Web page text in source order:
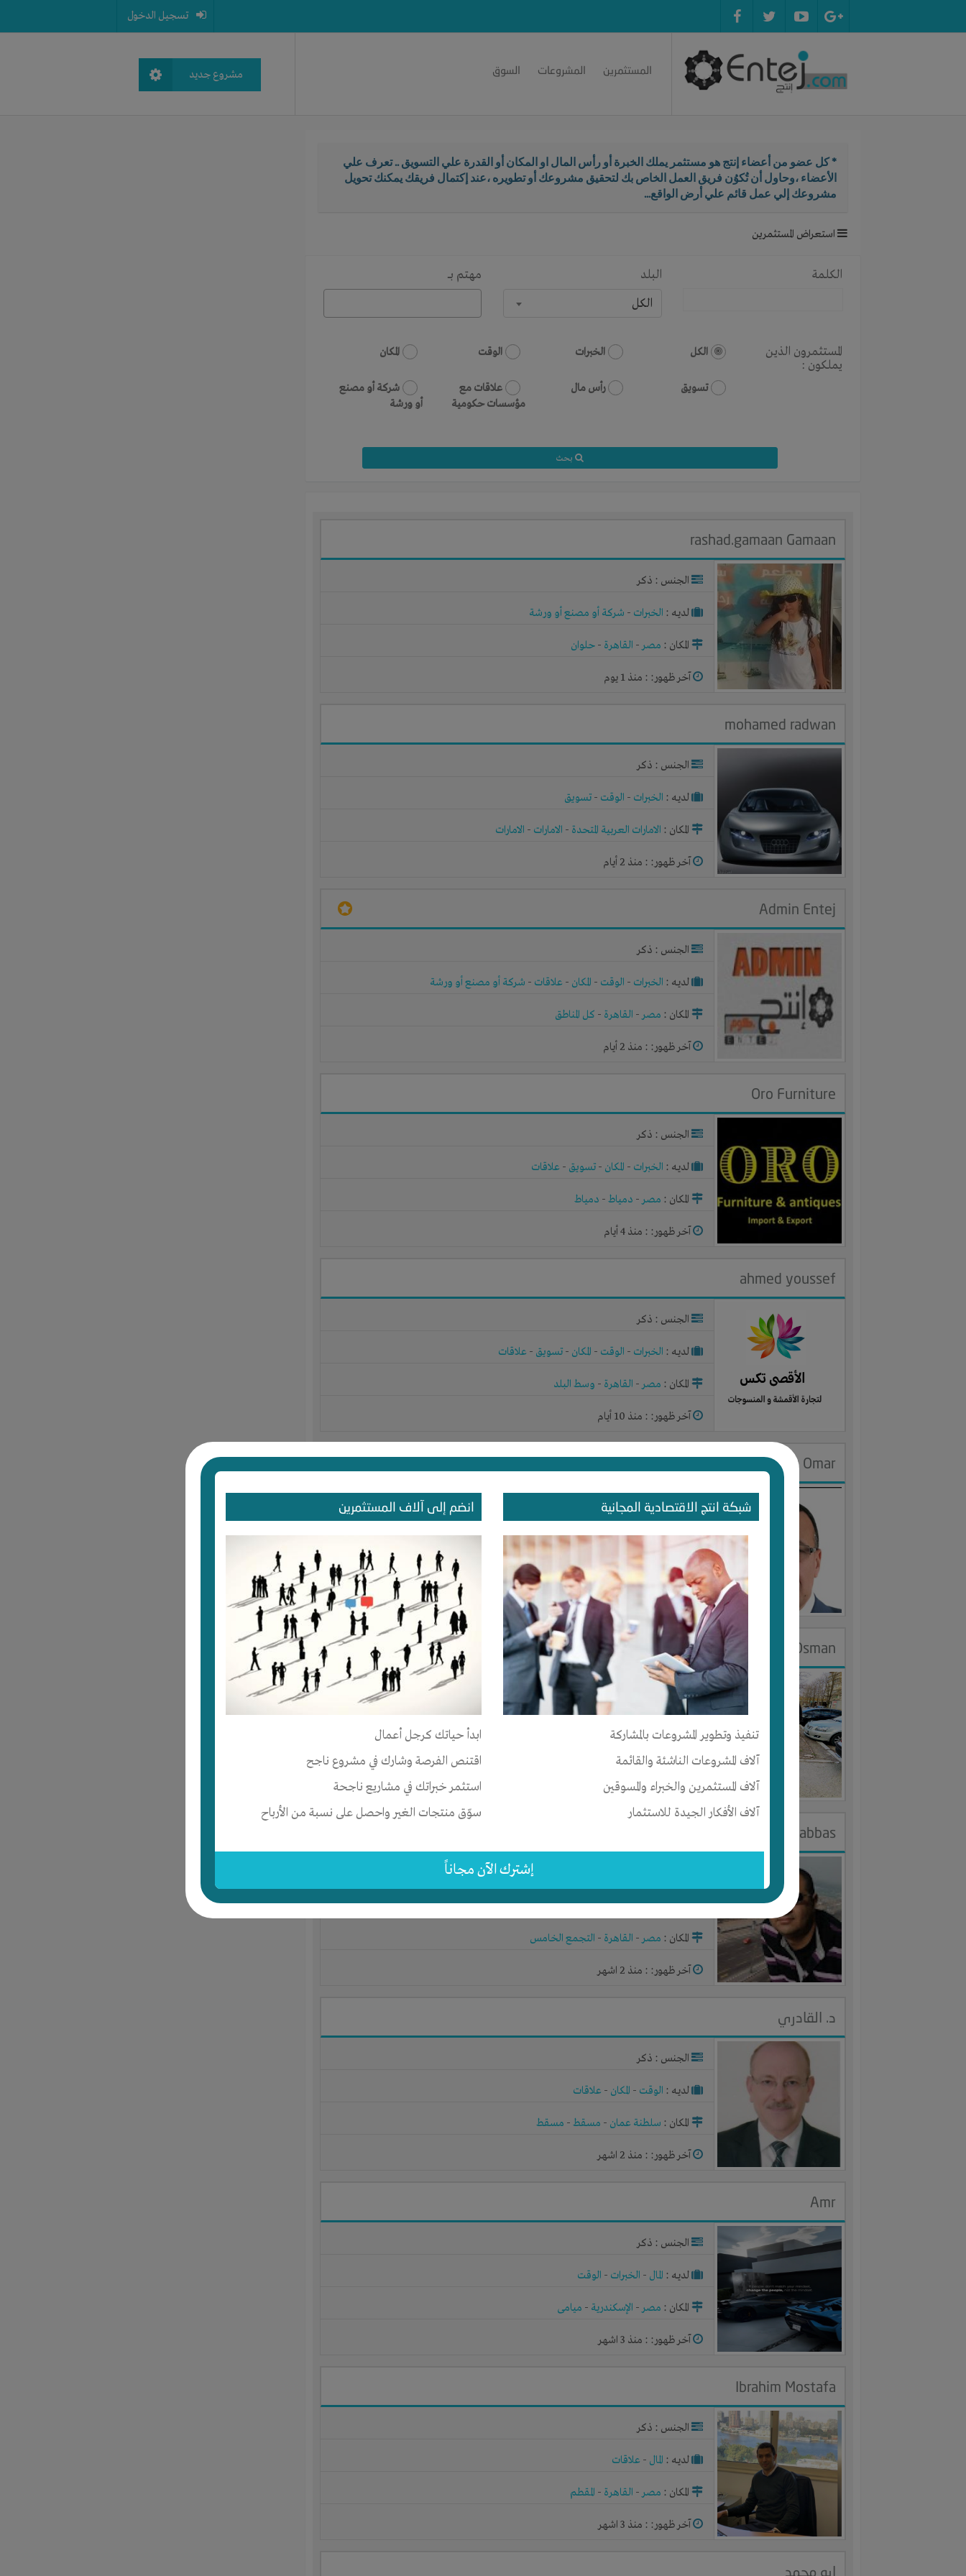
شبكة انتج الاقتصادية المجانية
تنفيذ وتطوير المشروعات بالمشاركة
آلاف المشروعات الناشئة والقائمة
آلاف المستثمرين والخبراء والمسوقين
آلاف الأفكار الجيدة للاستثمار
انضم إلى آلاف المستثمرين
ابدأ حياتك كرجل أعمال
اقتنص الفرصة وشارك في مشروع ناجح
استثمر خبراتك في مشاريع ناجحة
سوّق منتجات الغير واحصل على نسبة من الأرباح
إشترك الآن مجاناً
تسجيل الدخول
المستثمرين المشروعات السوق مشروع جديد
* كل عضو من أعضاء إنتج هو مستثمر يملك الخبرة أو رأس المال او المكان أو القدرة علي التسويق .. تعرف علي
الأعضاء ،وحاول أن تُكوُن فريق العمل الخاص بك لتحقيق مشروعك أو تطويره ،عند إكتمال فريقك يمكنك تحويل
مشروعك إلي عمل قائم علي أرض الواقع...
استعراض المستثمرين
الكلمة
البلد
الكل
مهتم بـــ
المستثمرون الذين
يملكون :
الكل الخبرات الوقت المكان
تسويق رأس مال
علاقات مع
مؤسسات حكومية
شركة أو مصنع
أو ورشة
بحث
rashad.gamaan Gamaan
الجنس : ذكر
لديـه : الخبرات - شركة أو مصنع أو ورشة
المكان : مصر- القاهرة - حلوان
آخر ظهور: : منذ 1 يوم
mohamed radwan
الجنس : ذكر
لديـه : الخبرات - الوقت - تسويق
المكان : الامارات العربية المتحدة - الامارات - الامارات
آخر ظهور: : منذ 2 أيام
Admin Entej
الجنس : ذكر
لديـه : الخبرات - الوقت - المكان - علاقات - شركة أو مصنع أو ورشة
المكان : مصر- القاهرة - كل المناطق
آخر ظهور: : منذ 2 أيام
Oro Furniture
الجنس : ذكر
لديـه : الخبرات - المكان - تسويق - علاقات
المكان : مصر- دمياط- دمياط
آخر ظهور: : منذ 4 أيام
ahmed youssef
الجنس : ذكر
لديـه : الخبرات - الوقت - المكان - تسويق - علاقات
المكان : مصر- القاهرة - وسط البلد
آخر ظهور: : منذ 10 أيام
Samy Omar
الجنس : ذكر
لديـه :الخبرات-علاقات
المكان : مصر-القاهرة- القاهرة
آخر ظهور: : منذ 11 أيام
DR.Eslam Osman
الجنس : ذكر
المكان : مصر -القاهرة
آخر ظهور: : منذ 2 اشهر
khaled abbas
لديـه :الوقت-شركة أو مصنع أو ورشة
المكان : مصر- القاهرة - التجمع الخامس
آخر ظهور: : منذ 2 اشهر
د. القادري
الجنس : ذكر
لديـه : الوقت - المكان - علاقات
المكان : سلطنة عمان - مسقط- مسقط
آخر ظهور: : منذ 2 اشهر
Amr
الجنس : ذكر
لديـه : المال - الخبرات - الوقت
المكان : مصر- الإسكندرية - ميامى
آخر ظهور: : منذ 3 اشهر
Ibrahim Mostafa
الجنس : ذكر
لديـه : المال - علاقات
المكان : مصر- القاهرة - المقطم
آخر ظهور: : منذ 3 اشهر
ابو محمد